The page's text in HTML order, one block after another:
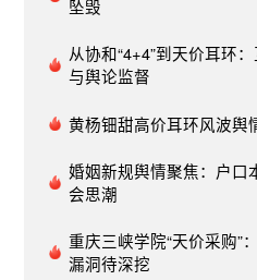
和解释工作不到位，可能
反对情绪。​3. 社会稳定问
不到位，存在引发社会不
形态风险问题：重点关注
酌情加强舆论引导，有效
确保社会思想稳定。​建议
工作：确保政策解读的准
相关部门需通过官方渠道
坠毁
从协和“4+4”到天价耳环
与舆论监督
黄杨钿甜高价耳环风波舆
婚姻新规舆情聚焦：户口
会思潮
重庆三峡学院“天价采购”
漏洞待深挖